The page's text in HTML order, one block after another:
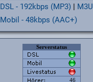
DSL - 192kbps (MP3) | M3U
Mobil - 48kbps (AAC+)